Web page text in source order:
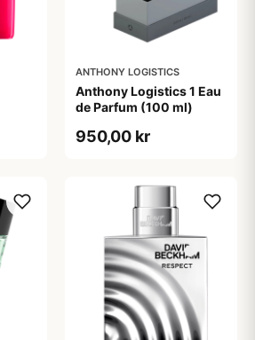
ANTHONY LOGISTICS
Anthony Logistics 1 Eau
de Parfum (100 ml)
950,00 kr